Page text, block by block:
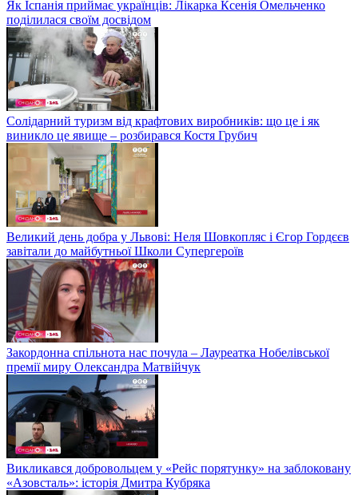
Як Іспанія приймає українців: Лікарка Ксенія Омельченко
поділилася своїм досвідом
Солідарний туризм від крафтових виробників: що це і як
виникло це явище – розбирався Костя Грубич
Великий день добра у Львові: Неля Шовкопляс і Єгор Гордєєв
завітали до майбутньої Школи Супергероїв
Закордонна спільнота нас почула – Лауреатка Нобелівської
премії миру Олександра Матвійчук
Викликався добровольцем у «Рейс порятунку» на заблоковану
«Азовсталь»: історія Дмитра Кубряка